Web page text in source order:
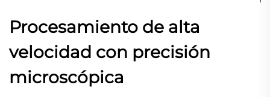
Procesamiento de alta
velocidad con precisión
microscópica